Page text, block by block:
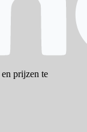
prijzen te